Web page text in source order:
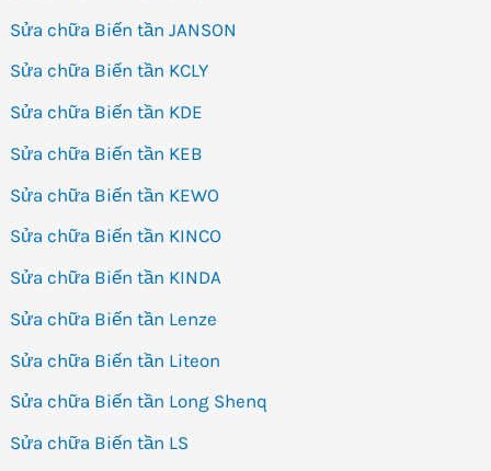
Sửa chữa Biến tần JANSON
Sửa chữa Biến tần KCLY
Sửa chữa Biến tần KDE
Sửa chữa Biến tần KEB
Sửa chữa Biến tần KEWO
Sửa chữa Biến tần KINCO
Sửa chữa Biến tần KINDA
Sửa chữa Biến tần Lenze
Sửa chữa Biến tần Liteon
Sửa chữa Biến tần Long Shenq
Sửa chữa Biến tần LS